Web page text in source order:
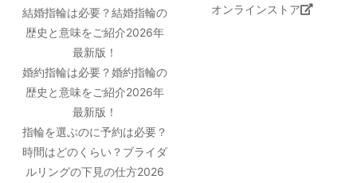
結婚指輪は必要？結婚指輪の
歴史と意味をご紹介2026年
最新版！
婚約指輪は必要？婚約指輪の
歴史と意味をご紹介2026年
最新版！
指輪を選ぶのに予約は必要？
時間はどのくらい？ブライダ
ルリングの下見の仕方2026
オンラインストア